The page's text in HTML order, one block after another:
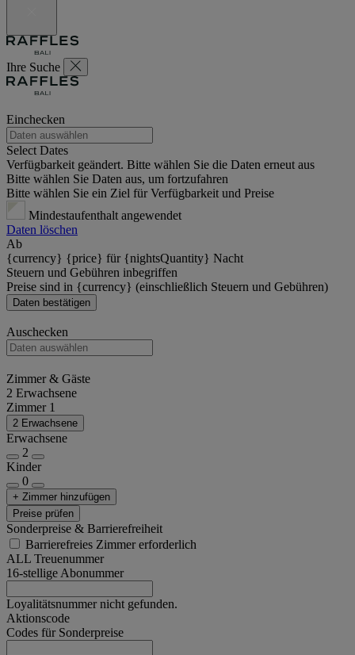
Ihre Suche
Einchecken
Select Dates
Verfügbarkeit geändert. Bitte wählen Sie die Daten erneut aus
Bitte wählen Sie Daten aus, um fortzufahren
Bitte wählen Sie ein Ziel für Verfügbarkeit und Preise
Mindestaufenthalt angewendet
Daten löschen
Ab
{currency} {price} für {nightsQuantity} Nacht
Steuern und Gebühren inbegriffen
Preise sind in {currency} (einschließlich Steuern und Gebühren)
Daten bestätigen
Auschecken
Zimmer & Gäste
2 Erwachsene
Zimmer 1
2 Erwachsene
Erwachsene
2
Kinder
0
+ Zimmer hinzufügen
Preise prüfen
Sonderpreise & Barrierefreiheit
Barrierefreies Zimmer erforderlich
ALL Treuenummer
16-stellige Abonummer
Loyalitätsnummer nicht gefunden.
Aktionscode
Codes für Sonderpreise